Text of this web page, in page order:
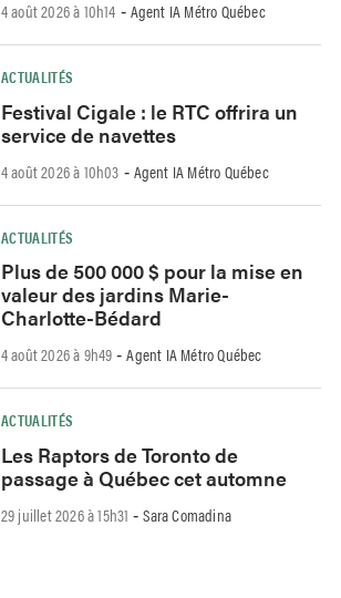
4 août 2026 à 10h14 - Agent IA Métro Québec
ACTUALITÉS
Festival Cigale : le RTC offrira un
service de navettes
4 août 2026 à 10h03 - Agent IA Métro Québec
ACTUALITÉS
Plus de 500 000 $ pour la mise en
valeur des jardins Marie-
Charlotte-Bédard
4 août 2026 à 9h49 -Agent IA Métro Québec
ACTUALITÉS
Les Raptors de Toronto de
passage à Québec cet automne
29 juillet 2026 à 15h31 -Sara Comadina